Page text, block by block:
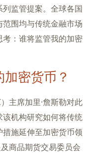
监管提案。全球各国
围均与传统金融市场
：谁将监管我的加密
密货币？
主席加里·詹斯勒对此
机构研究如何将传统
施延伸至加密货币领
商品期货交易委员会